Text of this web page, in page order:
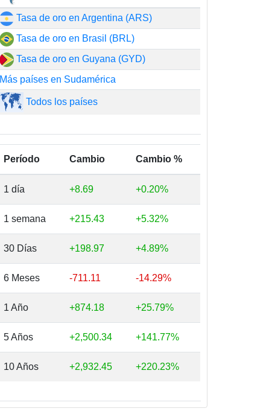
Tasa de oro en Argentina (ARS)
Tasa de oro en Brasil (BRL)
Tasa de oro en Guyana (GYD)
Más países en Sudamérica
Todos los países
Período Cambio Cambio %
1 día +8.69 +0.20%
1 semana +215.43 +5.32%
30 Días +198.97 +4.89%
6 Meses -711.11 -14.29%
1 Año +874.18 +25.79%
5 Años +2,500.34 +141.77%
10 Años +2,932.45 +220.23%